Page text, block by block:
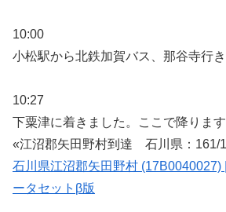
10:00
小松駅から北鉄加賀バス、那谷寺行き
10:27
下粟津に着きました。ここで降ります
«江沼郡矢田野村到達 石川県：161/
石川県江沼郡矢田野村 (17B0040027)
ータセットβ版